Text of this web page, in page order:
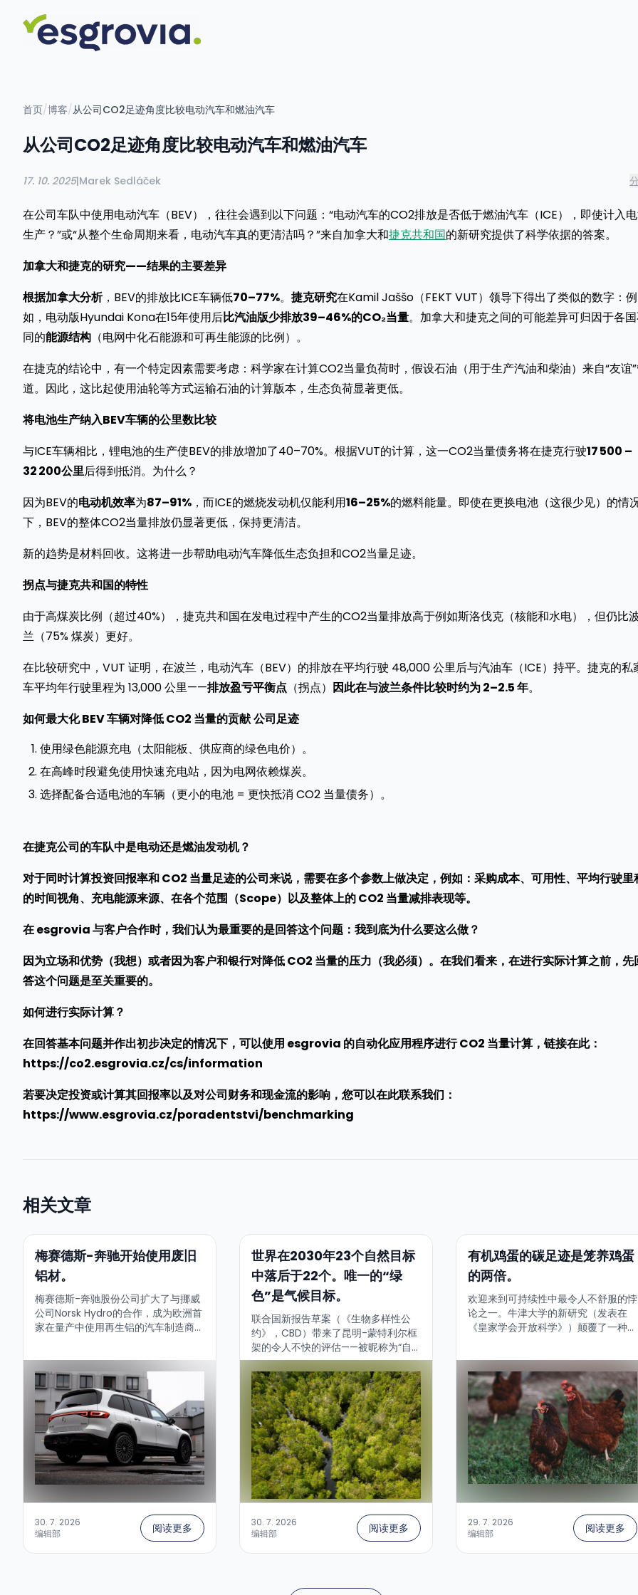
首页/博客/从公司CO2足迹角度比较电动汽车和燃油汽车
从公司CO2足迹角度比较电动汽车和燃油汽车
17. 10. 2025|Marek Sedláček
在公司车队中使用电动汽车（BEV），往往会遇到以下问题：“电动汽车的CO2排放是否低于燃油汽车（ICE），即使计入
生产？”或“从整个生命周期来看，电动汽车真的更清洁吗？”来自加拿大和捷克共和国的新研究提供了科学依据的答案。
加拿大和捷克的研究——结果的主要差异
根据加拿大分析，BEV的排放比ICE车辆低70–77%。 捷克研究在Kamil Jaššo（FEKT VUT）领导下得出了类似的数字：例
如，电动版Hyundai Kona在15年使用后比汽油版少排放39–46%的CO₂当量。加拿大和捷克之间的可能差异可归因于各
同的能源结构 （电网中化石能源和可再生能源的比例）。
在捷克的结论中，有一个特定因素需要考虑：科学家在计算CO2当量负荷时，假设石油（用于生产汽油和柴油）来自“友谊
道。因此，这比起使用油轮等方式运输石油的计算版本，生态负荷显著更低。
将电池生产纳入BEV车辆的公里数比较
与ICE车辆相比，锂电池的生产使BEV的排放增加了40–70%。根据VUT的计算，这一CO2当量债务将在捷克行驶17 500 –
32 200公里后得到抵消。为什么？
因为BEV的电动机效率为87–91% ，而ICE的燃烧发动机仅能利用16–25%的燃料能量。即使在更换电池（这很少见）的情
下，BEV的整体CO2当量排放仍显著更低，保持更清洁。
新的趋势是材料回收。这将进一步帮助电动汽车降低生态负担和CO2当量足迹。
拐点与捷克共和国的特性
由于高煤炭比例（超过40%），捷克共和国在发电过程中产生的CO2当量排放高于例如斯洛伐克（核能和水电），但仍比
兰（75% 煤炭）更好。
在比较研究中，VUT 证明，在波兰，电动汽车（BEV）的排放在平均行驶 48,000 公里后与汽油车（ICE）持平。捷克的私
车平均年行驶里程为 13,000 公里——排放盈亏平衡点 （拐点） 因此在与波兰条件比较时约为 2–2.5 年。
如何最大化 BEV 车辆对降低 CO2 当量的贡献公司足迹
使用绿色能源充电（太阳能板、供应商的绿色电价）。
在高峰时段避免使用快速充电站，因为电网依赖煤炭。
选择配备合适电池的车辆（更小的电池 = 更快抵消 CO2 当量债务）。
在捷克公司的车队中是电动还是燃油发动机？
对于同时计算投资回报率和 CO2 当量足迹的公司来说，需要在多个参数上做决定，例如：采购成本、可用性、平均行驶里
的时间视角、充电能源来源、在各个范围（Scope）以及整体上的 CO2 当量减排表现等。
在 esgrovia 与客户合作时，我们认为最重要的是回答这个问题：我到底为什么要这么做？
因为立场和优势（我想）或者因为客户和银行对降低 CO2 当量的压力（我必须）。在我们看来，在进行实际计算之前，先
答这个问题是至关重要的。
如何进行实际计算？
在回答基本问题并作出初步决定的情况下，可以使用 esgrovia 的自动化应用程序进行 CO2 当量计算，链接在此：
https://co2.esgrovia.cz/cs/information
若要决定投资或计算其回报率以及对公司财务和现金流的影响，您可以在此联系我们：
https://www.esgrovia.cz/poradentstvi/benchmarking
相关文章
梅赛德斯-奔驰开始使用废旧
铝材。
梅赛德斯-奔驰股份公司扩大了与挪威
公司Norsk Hydro的合作，成为欧洲首
家在量产中使用再生铝的汽车制造商
30. 7. 2026
编辑部
阅读更多
世界在2030年23个自然目标
中落后于22个。唯一的“绿
色”是气候目标。
联合国新报告草案（《生物多样性公
约》，CBD）带来了昆明-蒙特利尔框
架的令人不快的评估——被昵称为“自
然的巴黎协定”。在23个全球目标中，
世界在唯一一个目标上走在正确的道路
上。简要得分如下：...
30. 7. 2026
编辑部
阅读更多
有机鸡蛋的碳足迹是笼养鸡蛋
的两倍。
欢迎来到可持续性中最令人不舒服的悖
论之一。牛津大学的新研究（发表在
《皇家学会开放科学》）颠覆了一种广
此——恰恰相反。研究发现了什么？...
29. 7. 2026
编辑部
阅读更多